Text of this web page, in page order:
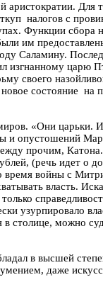
аристократии. Для
налогов с
Функции сбора
им
Саламину.
изгнанному царю
своего
состояние на
«Они
и опустошений
прочим, Катона
(речь идет
войны с
власть.
узурпировало
в столице, можно
в высшей
даже